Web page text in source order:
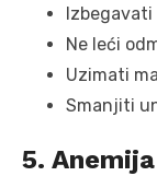
Izbegavati
Ne leći
Uzimati
Smanjiti
5. Anemija